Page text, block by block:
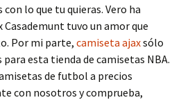
lo que tu quieras. Vero ha
Casademunt tuvo un amor que
Por mi parte, camiseta ajaxsólo
esta tienda de camisetas NBA.
de futbol a precios
con nosotros y comprueba,